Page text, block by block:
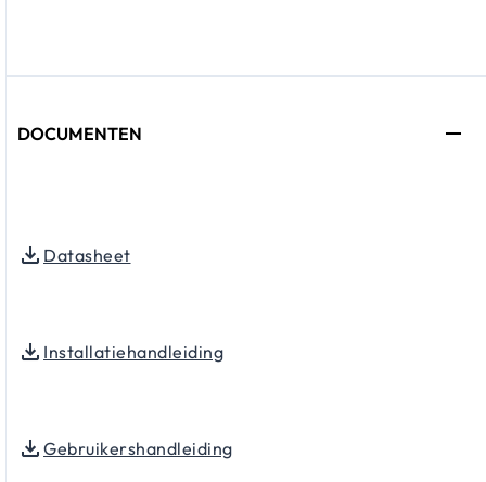
DOCUMENTEN
Datasheet
Installatiehandleiding
Gebruikershandleiding